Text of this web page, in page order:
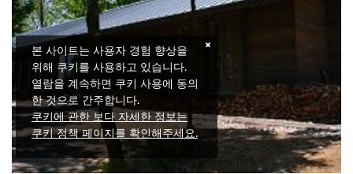
본 사이트는 사용자 경험 향상을
위해 쿠키를 사용하고 있습니다.
열람을 계속하면 쿠키 사용에 동의
한 것으로 간주합니다.
쿠키에 관한 보다 자세한 정보는
쿠키 정책 페이지를 확인해주세요.